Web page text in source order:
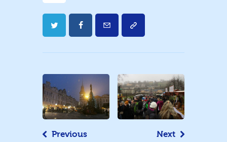
Navigace
pro
příspěvek
Previous
Next